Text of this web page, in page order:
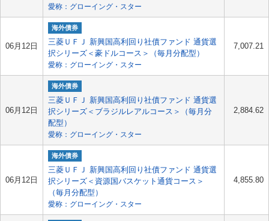
愛称：グローイング・スター
06月12日
海外債券
三菱ＵＦＪ 新興国高利回り社債ファンド 通貨選
択シリーズ＜豪ドルコース＞（毎月分配型）
愛称：グローイング・スター
7,007.21
06月12日
海外債券
三菱ＵＦＪ 新興国高利回り社債ファンド 通貨選
択シリーズ＜ブラジルレアルコース＞（毎月分
配型）
愛称：グローイング・スター
2,884.62
06月12日
海外債券
三菱ＵＦＪ 新興国高利回り社債ファンド 通貨選
択シリーズ＜資源国バスケット通貨コース＞
（毎月分配型）
愛称：グローイング・スター
4,855.80